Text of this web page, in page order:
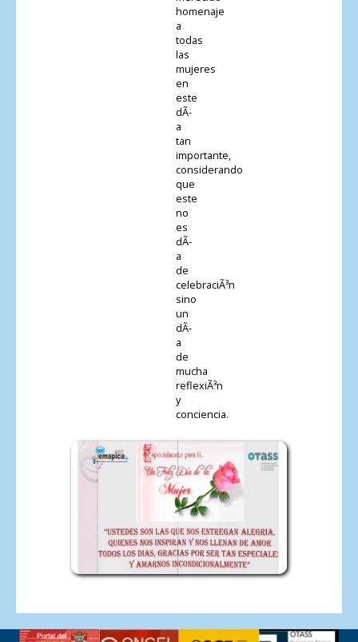
homenaje
a
todas
las
mujeres
en
este
dÃ­
a
tan
importante,
considerando
que
este
no
es
dÃ­
a
de
celebraciÃ³n
sino
un
dÃ­
a
de
mucha
reflexiÃ³n
y
conciencia.